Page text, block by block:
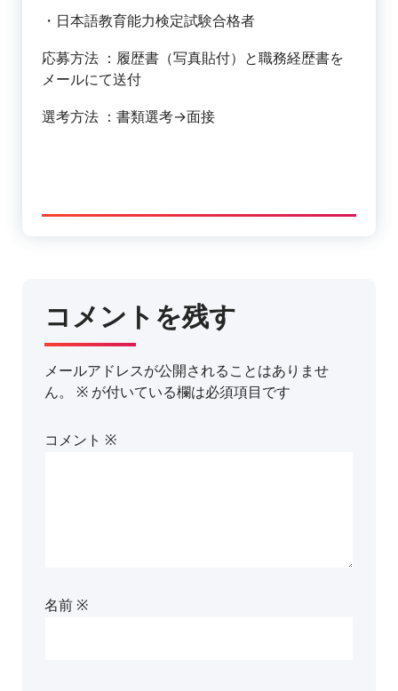
・日本語教育能力検定試験合格者
応募方法 ：履歴書（写真貼付）と職務経歴書を
メールにて送付
選考方法 ：書類選考→面接
コメントを残す
メールアドレスが公開されることはありませ
ん。
※ が付いている欄は必須項目です
コメント ※
名前 ※